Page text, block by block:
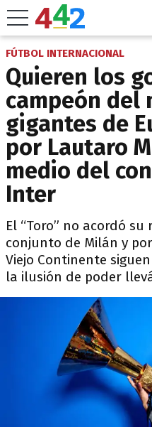
FÚTBOL INTERNACIONAL
Quieren los
campeón del
gigantes de
por Lautaro
medio del
Inter
El “Toro” no acordó
conjunto de Milán y
Viejo Continente
la ilusión de poder